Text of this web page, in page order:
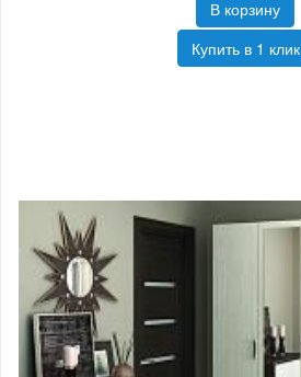
В корзину
Купить в 1 клик